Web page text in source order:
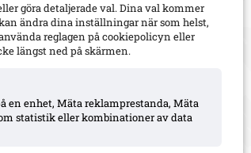
göra detaljerade val. Dina val kommer
ändra dina inställningar när som helst,
reglagen på cookiepolicyn eller
längst ned på skärmen.
en enhet, Mäta reklamprestanda, Mäta
statistik eller kombinationer av data